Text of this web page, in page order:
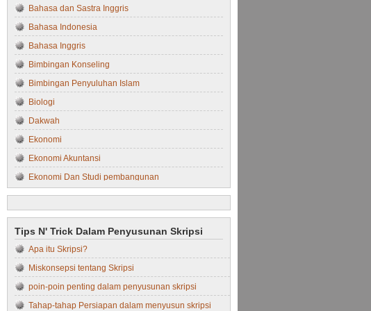
Bahasa dan Sastra Inggris
Bahasa Indonesia
Bahasa Inggris
Bimbingan Konseling
Bimbingan Penyuluhan Islam
Biologi
Dakwah
Ekonomi
Ekonomi Akuntansi
Ekonomi Dan Studi pembangunan
Ekonomi Manajemen
Filsafat
Fisika
Fisipol
Hukum
Hukum Perdata
Tips N' Trick Dalam Penyusunan Skripsi
Apa itu Skripsi?
Miskonsepsi tentang Skripsi
poin-poin penting dalam penyusunan skripsi
Tahap-tahap Persiapan dalam menyusun skripsi